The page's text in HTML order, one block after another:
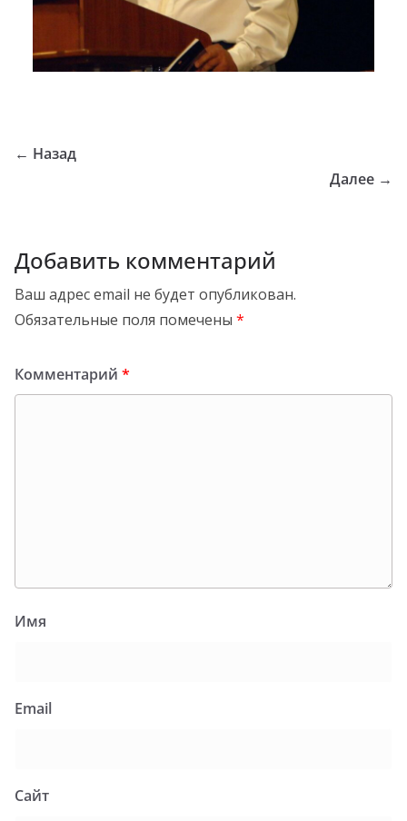
← Назад
Далее →
Добавить комментарий
Ваш адрес email не будет опубликован.
Обязательные поля помечены *
Комментарий *
Имя
Email
Сайт